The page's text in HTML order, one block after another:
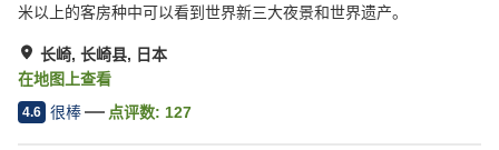
米以上的客房种中可以看到世界新三大夜景和世界遗产。
长崎, 长崎县, 日本
在地图上查看
4.6 很棒 点评数: 127